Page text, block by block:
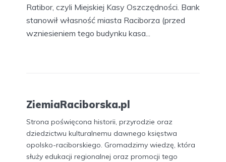
Ratibor, czyli Miejskiej Kasy Oszczędności. Bank
stanowił własność miasta Raciborza (przed
wzniesieniem tego budynku kasa...
ZiemiaRaciborska.pl
Strona poświęcona historii, przyrodzie oraz
dziedzictwu kulturalnemu dawnego księstwa
opolsko-raciborskiego. Gromadzimy wiedzę, która
służy edukacji regionalnej oraz promocji tego